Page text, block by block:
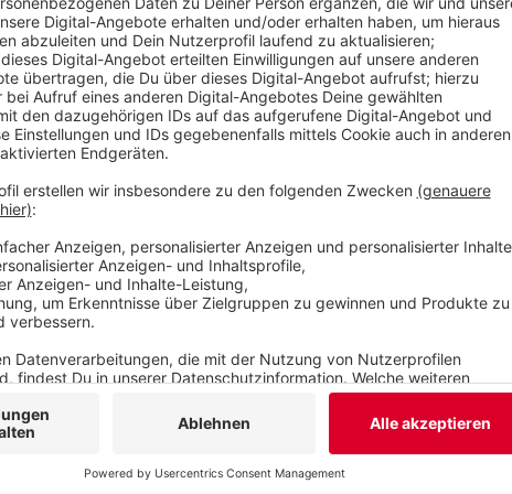
Dann ruht das Verfahren und erstmal muss niemand
zwei Klagen gegen die Bescheide beim
Bescheide als rechtswidrig einstuft, will die Stadt sie
Veröffentlicht:Montag, 15.06.2026 06:40
Anzeige